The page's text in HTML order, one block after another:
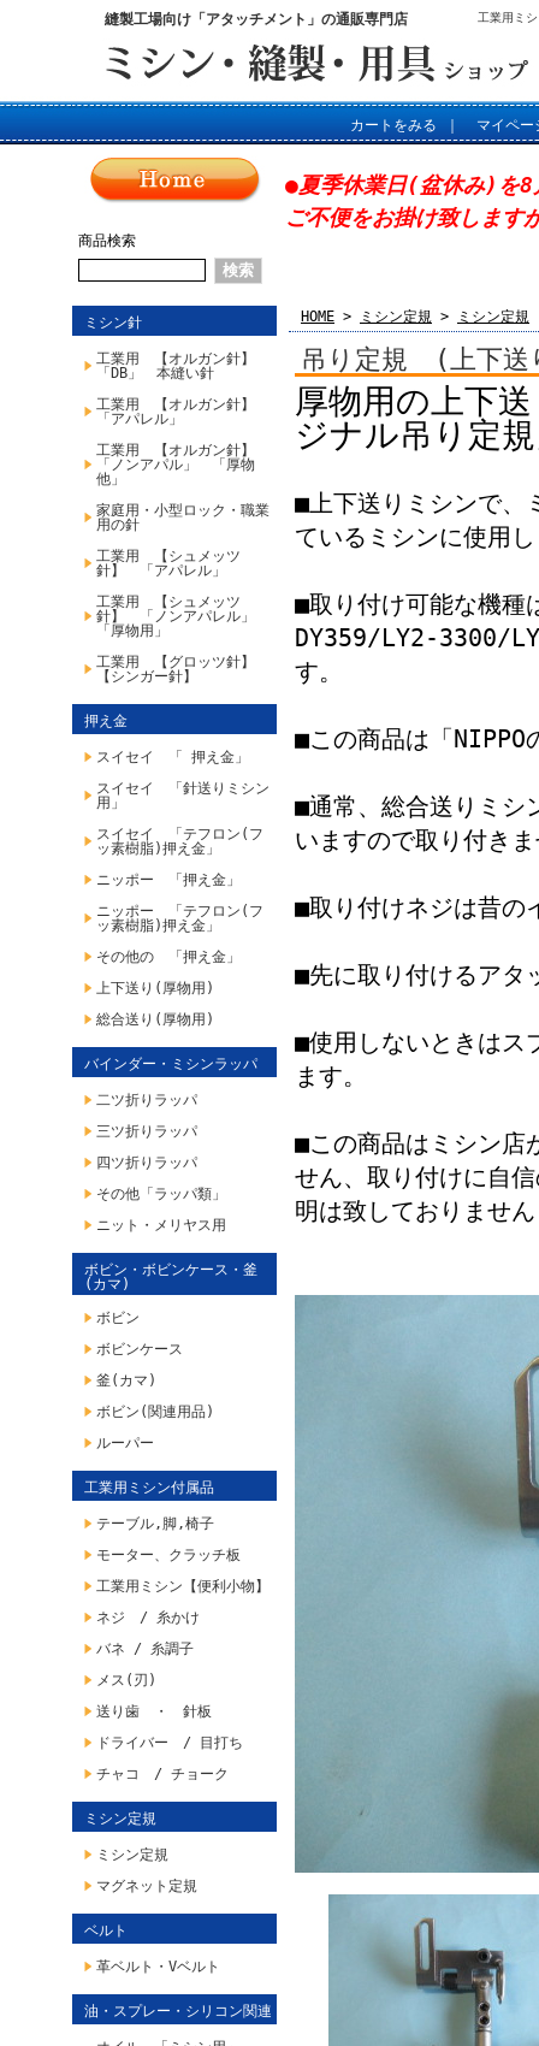
縫製工場向け「アタッチメント」の通販専門店 工業用ミ
カートをみる マイペー
商品検索
ミシン針
工業用 【オルガン針】
「DB」 本縫い針
工業用 【オルガン針】
「アパレル」
工業用 【オルガン針】
「ノンアパル」 「厚物
他」
家庭用・小型ロック・職業
用の針
工業用 【シュメッツ
針】 「アパレル」
工業用 【シュメッツ
針】 「ノンアパレル」
「厚物用」
工業用 【グロッツ針】
【シンガー針】
押え金
スイセイ 「 押え金」
スイセイ 「針送りミシン
用」
スイセイ 「テフロン(フ
ッ素樹脂)押え金」
ニッポー 「押え金」
ニッポー 「テフロン(フ
ッ素樹脂)押え金」
その他の 「押え金」
上下送り(厚物用)
総合送り(厚物用)
バインダー・ミシンラッパ
二ツ折りラッパ
三ツ折りラッパ
四ツ折りラッパ
その他「ラッパ類」
ニット・メリヤス用
ボビン・ボビンケース・釜
(カマ)
ボビン
ボビンケース
釜(カマ)
ボビン(関連用品)
ルーパー
工業用ミシン付属品
テーブル,脚,椅子
モーター、クラッチ板
工業用ミシン【便利小物】
ネジ / 糸かけ
バネ / 糸調子
メス(刃)
送り歯 ・ 針板
ドライバー / 目打ち
チャコ / チョーク
ミシン定規
ミシン定規
マグネット定規
ベルト
革ベルト・Vベルト
油・スプレー・シリコン関連
●夏季休業日(盆休み)を
ご不便をお掛け致します
HOME > ミシン定規 > ミシン定規
吊り定規 (上下送
厚物用の上下
ジナル吊り定
■上下送りミシンで、
ているミシンに使用
■取り付け可能な機
DY359/LY2-3300/
す。
■この商品は「NIPPO
■通常、総合送りミシ
いますので取り付き
■取り付けネジは昔の
■先に取り付けるアタ
■使用しないときはス
ます。
■この商品はミシン店
せん、取り付けに自
明は致しておりませ